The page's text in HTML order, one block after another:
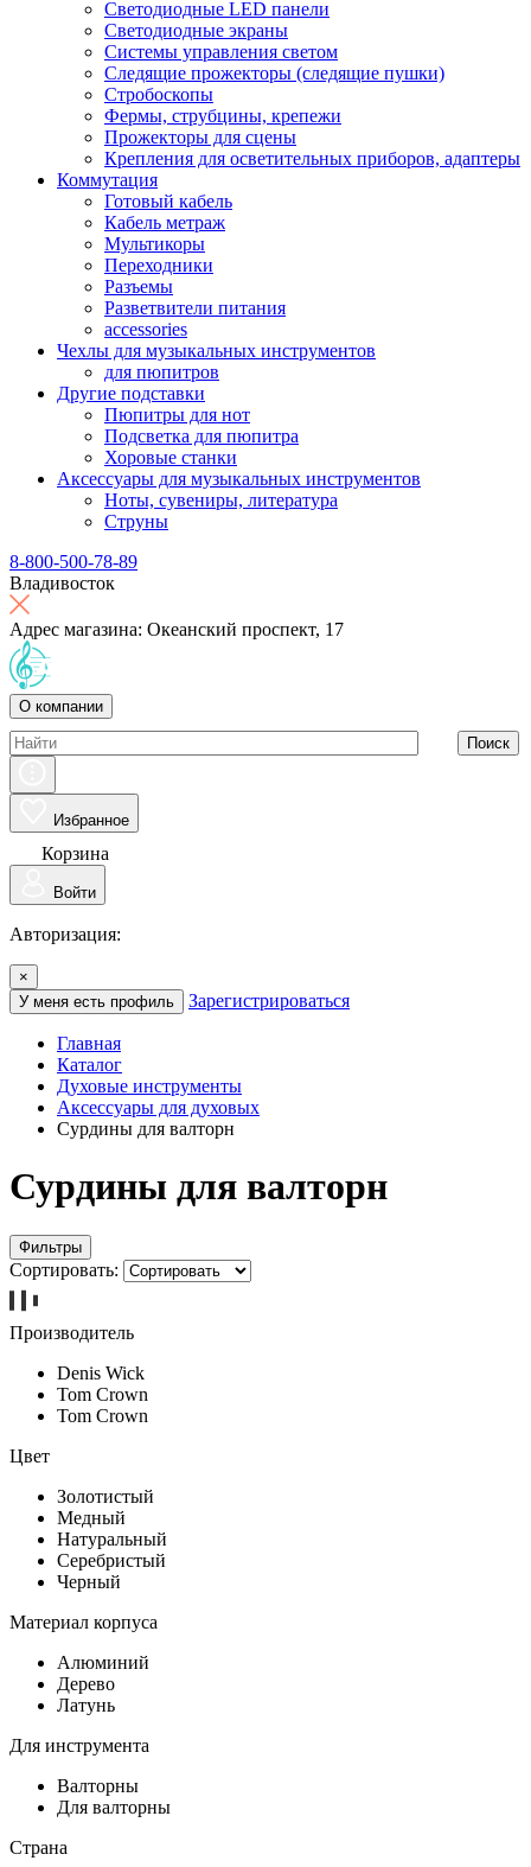
Светодиодные LED панели
Светодиодные экраны
Системы управления светом
Следящие прожекторы (следящие пушки)
Стробоскопы
Фермы, струбцины, крепежи
Прожекторы для сцены
Крепления для осветительных приборов, адаптеры
Коммутация
Готовый кабель
Кабель метраж
Мультикоры
Переходники
Разъемы
Разветвители питания
accessories
Чехлы для музыкальных инструментов
для пюпитров
Другие подставки
Пюпитры для нот
Подсветка для пюпитра
Хоровые станки
Аксессуары для музыкальных инструментов
Ноты, сувениры, литература
Струны
8-800-500-78-89
Владивосток
Адрес магазина: Океанский проспект, 17
О компании
Поиск
Избранное
Корзина
Войти
Авторизация:
×
У меня есть профиль
Зарегистрироваться
Главная
Каталог
Духовые инструменты
Аксессуары для духовых
Сурдины для валторн
Сурдины для валторн
Фильтры
Сортировать:
Производитель
Denis Wick
Tom Crown
Tom Crown
Цвет
Золотистый
Медный
Натуральный
Серебристый
Черный
Материал корпуса
Алюминий
Дерево
Латунь
Для инструмента
Валторны
Для валторны
Страна